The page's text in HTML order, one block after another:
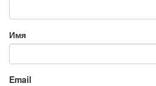
Имя
Email